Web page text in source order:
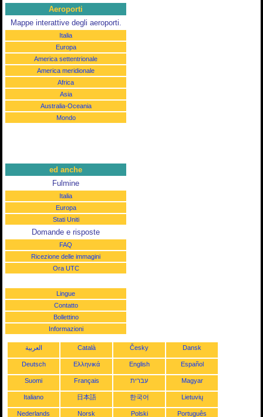
Aeroporti
Mappe interattive degli aeroporti.
Italia
Europa
America settentrionale
America meridionale
Africa
Asia
Australia-Oceania
Mondo
ed anche
Fulmine
Italia
Europa
Stati Uniti
Domande e risposte
FAQ
Ricezione delle immagini
Ora UTC
Lingue
Contatto
Bollettino
Informazioni
العربية Català Česky Dansk
Deutsch Ελληνικά English Español
Suomi Français עברית Magyar
Italiano 日本語 한국어 Lietuvių
Nederlands Norsk Polski Português